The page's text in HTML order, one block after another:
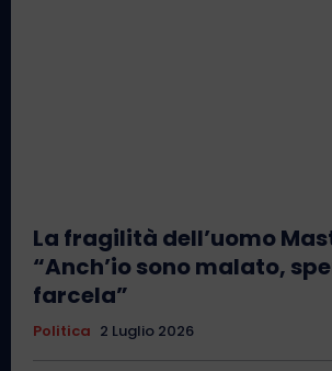
La fragilità dell’uomo
“Anch’io sono malato,
farcela”
Politica 2 Luglio 2026